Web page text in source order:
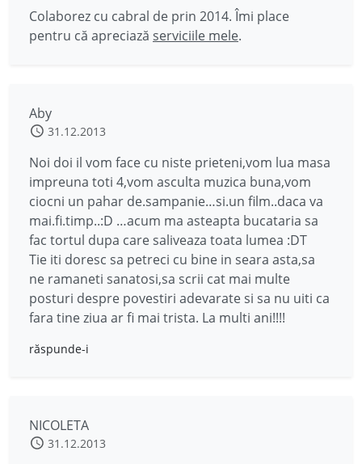
Colaborez cu cabral de prin 2014. Îmi place
pentru că apreciază serviciile mele.
Aby
31.12.2013
Noi doi il vom face cu niste prieteni,vom lua masa
impreuna toti 4,vom asculta muzica buna,vom
ciocni un pahar de.sampanie…si.un film..daca va
mai.fi.timp..:D …acum ma asteapta bucataria sa
fac tortul dupa care saliveaza toata lumea :DT
Tie iti doresc sa petreci cu bine in seara asta,sa
ne ramaneti sanatosi,sa scrii cat mai multe
posturi despre povestiri adevarate si sa nu uiti ca
fara tine ziua ar fi mai trista. La multi ani!!!!
răspunde-i
NICOLETA
31.12.2013